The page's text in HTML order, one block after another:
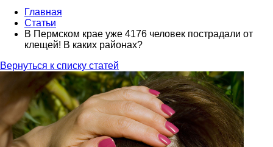
Главная
Статьи
В Пермском крае уже 4176 человек пострадали от
клещей! В каких районах?
Вернуться к списку статей